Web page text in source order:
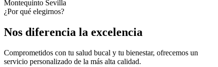
¿Por qué elegirnos?
Nos diferencia la excelencia
Comprometidos con tu salud bucal y tu bienestar, ofrecemos un
servicio personalizado de la más alta calidad.